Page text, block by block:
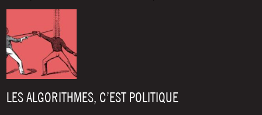
LES ALGORITHMES, C’EST POLITIQUE